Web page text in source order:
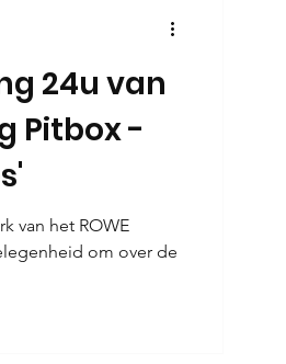
24u van
Pitbox -
van het ROWE
om over de